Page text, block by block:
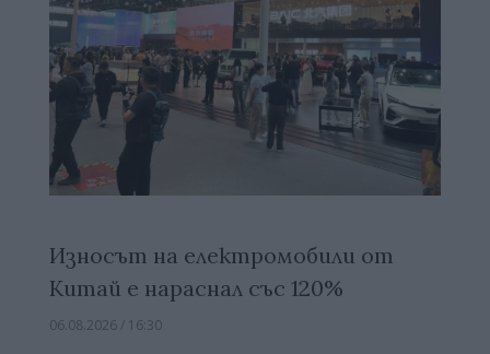
Износът на електромобили от
Китай е нараснал със 120%
06.08.2026 / 16:30